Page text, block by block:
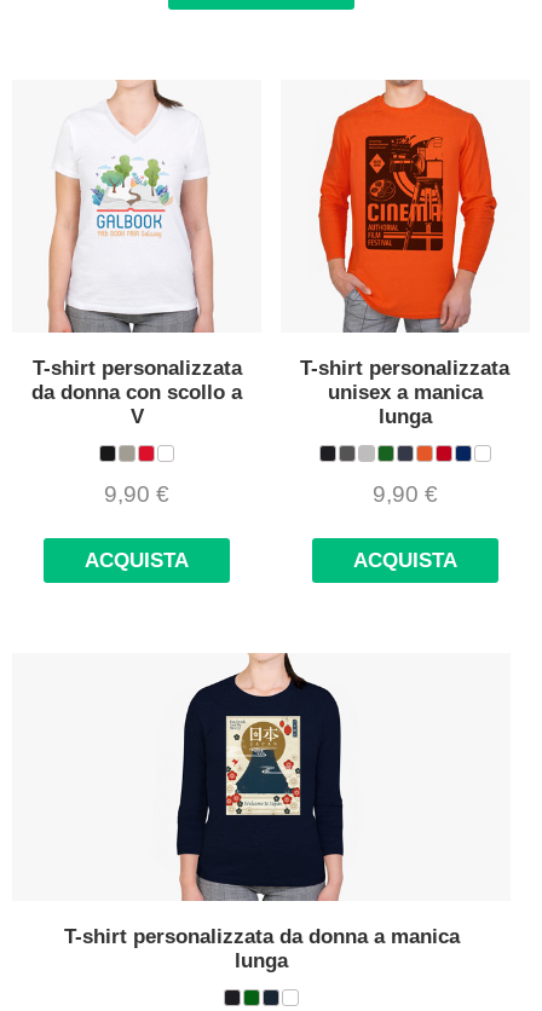
T-shirt personalizzata
da donna con scollo a
V
9,90 €
ACQUISTA
T-shirt personalizzata
unisex a manica
lunga
9,90 €
ACQUISTA
T-shirt personalizzata da donna a manica
lunga